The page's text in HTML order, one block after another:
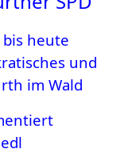
heute
und
im Wald